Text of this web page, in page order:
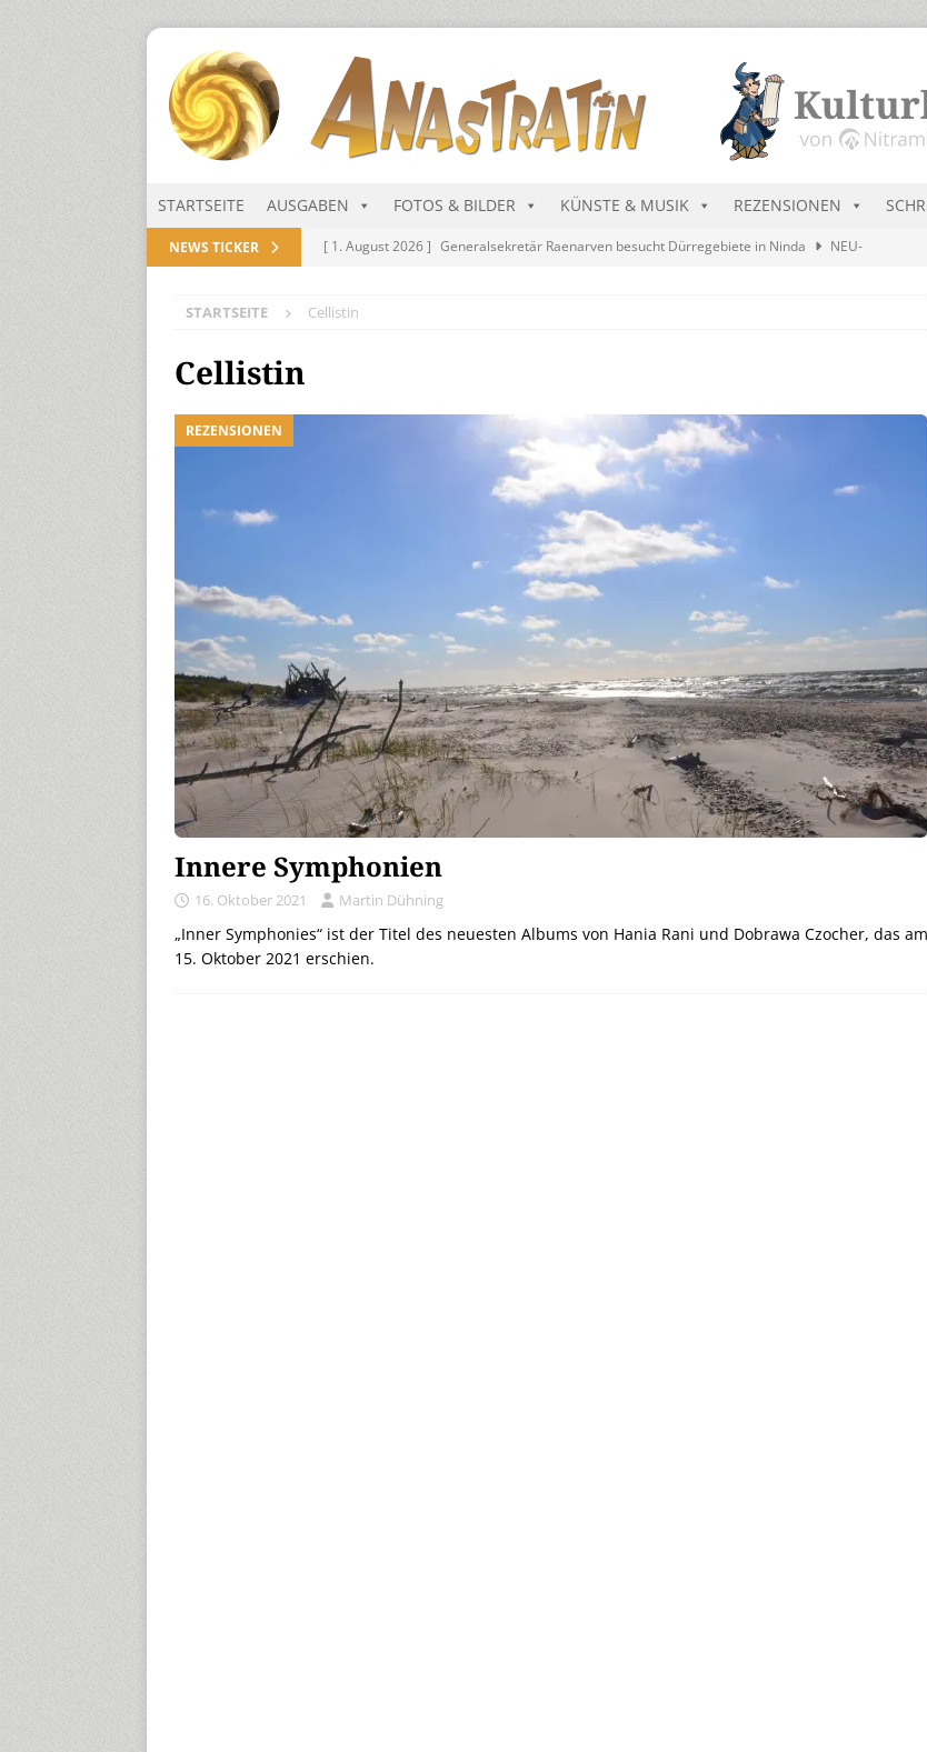
STARTSEITE AUSGABEN FOTOS & BILDER KÜNSTE & MUSIK REZENSIONEN
NEWS TICKER [ 1. August 2026 ] Generalsekretär Raenarven besucht Dürregebiete in Ninda
NEU-
[ 1. August 2026 ]
Die Niarts Charts im August 2026 MUSIK
STARTSEITE Cellistin
Cellistin
REZENSIONEN
Innere Symphonien
16. Oktober 2021 Martin Dühning
„Inner Symphonies“ ist der Titel des neuesten Albums von Hania Rani und Dobrawa Czocher, das am
15. Oktober 2021 erschien.